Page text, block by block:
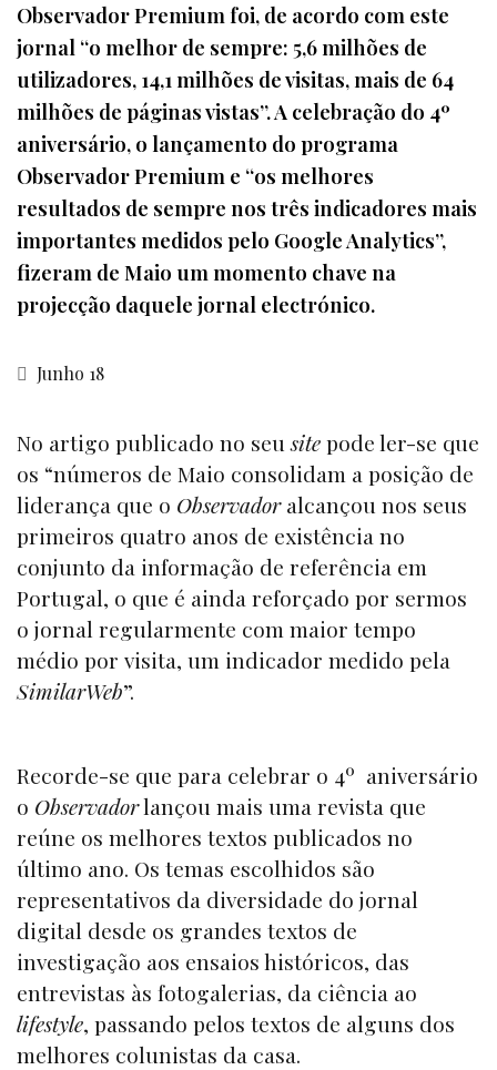
Observador Premium foi, de acordo com este
jornal “o melhor de sempre: 5,6 milhões de
utilizadores, 14,1 milhões de visitas, mais de 64
milhões de páginas vistas”. A celebração do 4º
aniversário, o lançamento do programa
Observador Premium e “os melhores
resultados de sempre nos três indicadores mais
importantes medidos pelo Google Analytics”,
fizeram de Maio um momento chave na
projecção daquele jornal electrónico.
Junho 18
No artigo publicado no seusitepode ler-se que
os “números de Maio consolidam a posição de
liderança que o Observadoralcançou nos seus
primeiros quatro anos de existência no
conjunto da informação de referência em
Portugal, o que é ainda reforçado por sermos
o jornal regularmente com maior tempo
médio por visita, um indicador medido pela
SimilarWeb”.
Recorde-se que para celebrar o 4º aniversário
o Observadorlançou mais uma revista que
reúne os melhores textos publicados no
último ano. Os temas escolhidos são
representativos da diversidade do jornal
digital desde os grandes textos de
investigação aos ensaios históricos, das
entrevistas às fotogalerias, da ciência ao
lifestyle, passando pelos textos de alguns dos
melhores colunistas da casa.